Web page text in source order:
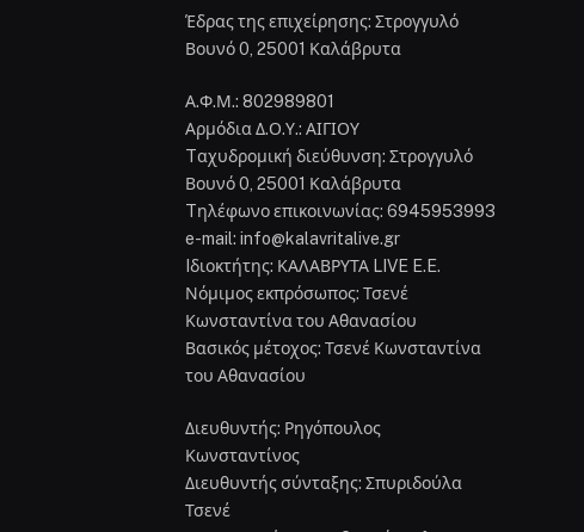
Έδρας της επιχείρησης: Στρογγυλό
Βουνό 0, 25001 Καλάβρυτα
Α.Φ.Μ.: 802989801
Αρμόδια Δ.Ο.Υ.: ΑΙΓΙΟΥ
Tαχυδρομική διεύθυνση: Στρογγυλό
Βουνό 0, 25001 Καλάβρυτα
Tηλέφωνο επικοινωνίας: 6945953993
e-mail: info@kalavritalive.gr
Iδιοκτήτης: ΚΑΛΑΒΡΥΤΑ LIVE E.E.
Νόμιμος εκπρόσωπος: Τσενέ
Κωνσταντίνα του Αθανασίου
Βασικός μέτοχος: Τσενέ Κωνσταντίνα
του Αθανασίου
Διευθυντής: Ρηγόπουλος
Κωνσταντίνος
Διευθυντής σύνταξης: Σπυριδούλα
Τσενέ